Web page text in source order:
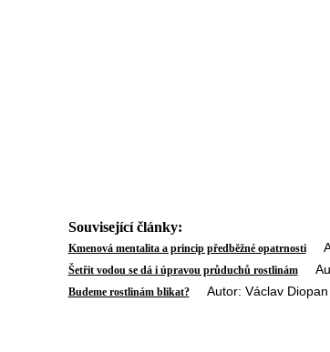
Související články:
Kmenová mentalita a princip předběžné opatrnosti
Šetřit vodou se dá i úpravou průduchů rostlinám
Budeme rostlinám blikat?Autor: Václav Diopan